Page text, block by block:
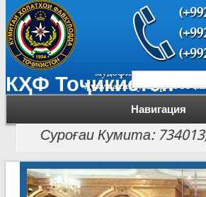
КҲФ Тоҷикистон
Навигация
Форма
Суроғаи Кумита: 734013,